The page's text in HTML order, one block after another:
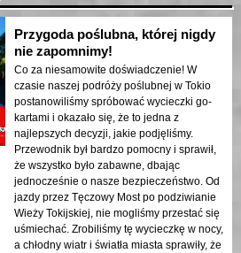
Przygoda poślubna, której nigdy
nie zapomnimy!
Co za niesamowite doświadczenie! W
czasie naszej podróży poślubnej w Tokio
postanowiliśmy spróbować wycieczki go-
kartami i okazało się, że to jedna z
najlepszych decyzji, jakie podjęliśmy.
Przewodnik był bardzo pomocny i sprawił,
że wszystko było zabawne, dbając
jednocześnie o nasze bezpieczeństwo. Od
jazdy przez Tęczowy Most po podziwianie
Wieży Tokijskiej, nie mogliśmy przestać się
uśmiechać. Zrobiliśmy tę wycieczkę w nocy,
a chłodny wiatr i światła miasta sprawiły, że